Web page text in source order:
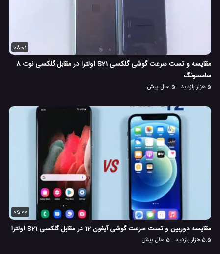
08:01
مقایسه و تست سرعت گوشی گلکسی S21 اولترا در مقابل گلکسی نوت 8
سامسونگ
5 هزار بازدید 5 سال پیش
05:00
مقایسه دوربین و تست سرعت گوشی آیفون 12 در مقابل گلکسی S21 اولترا
5.5 هزار بازدید 5 سال پیش